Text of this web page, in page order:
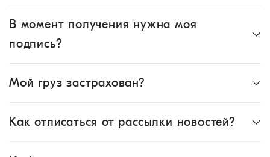
В момент получения нужна моя
подпись?
Мой груз застрахован?
Как отписаться от рассылки новостей?